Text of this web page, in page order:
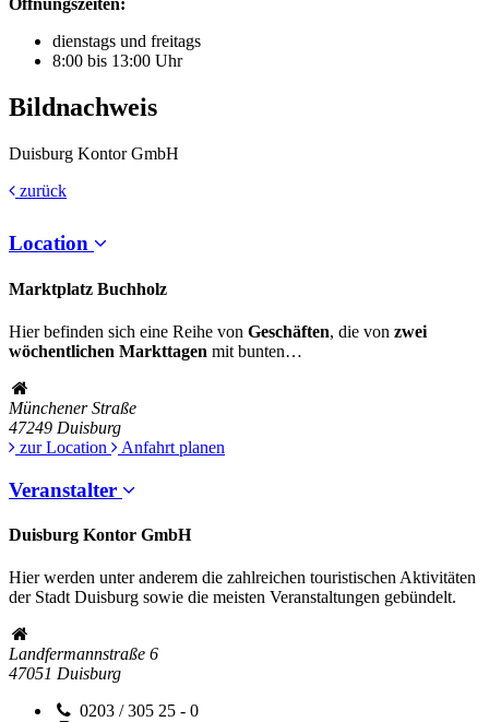
dienstags und freitags
8:00 bis 13:00 Uhr
Bildnachweis
Duisburg Kontor GmbH
zurück
Location
Marktplatz Buchholz
Hier befinden sich eine Reihe von Geschäften, die von zwei
wöchentlichen Markttagen mit bunten…
Münchener Straße
47249 Duisburg
zur Location
Anfahrt planen
Veranstalter
Duisburg Kontor GmbH
Hier werden unter anderem die zahlreichen touristischen Aktivitäten
der Stadt Duisburg sowie die meisten Veranstaltungen gebündelt.
Landfermannstraße 6
47051 Duisburg
0203 / 305 25 - 0